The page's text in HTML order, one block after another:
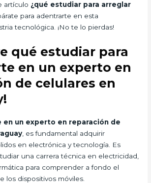
artículo ¿qué estudiar para arreglar
para adentrarte en esta
tecnológica. ¡No te lo pierdas!
qué estudiar para
en un experto en
de celulares en
en un experto en reparación de
, es fundamental adquirir
en electrónica y tecnología. Es
una carrera técnica en electricidad,
para comprender a fondo el
los dispositivos móviles.